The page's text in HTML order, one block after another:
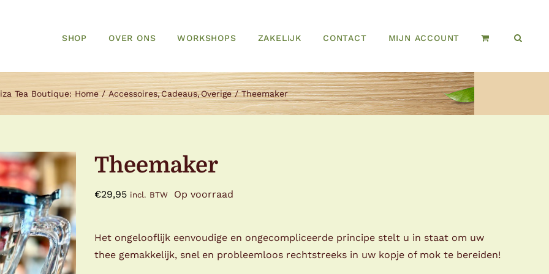
SHOP OVER ONS WORKSHOPS ZAKELIJK CONTACT MIJN ACCOUNT
Tea Boutique: Home Accessoires Cadeaus Overige Theemaker
Theemaker
€29,95 incl. BTW Op voorraad
Het ongelooflijk eenvoudige en ongecompliceerde principe stelt u in staat om uw
thee gemakkelijk, snel en probleemloos rechtstreeks in uw kopje of mok te bereiden!